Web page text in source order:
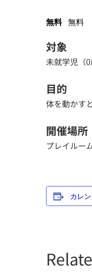
無料 無料
対象
未就学児（
目的
体を動かす
開催場所
プレイルー
カレ